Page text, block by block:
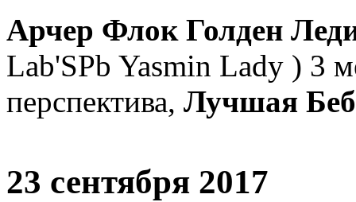
Арчер Флок Голден
Lab'SPb Yasmin Lady ) 3
перспектива, Лучшая
23 сентября 2017